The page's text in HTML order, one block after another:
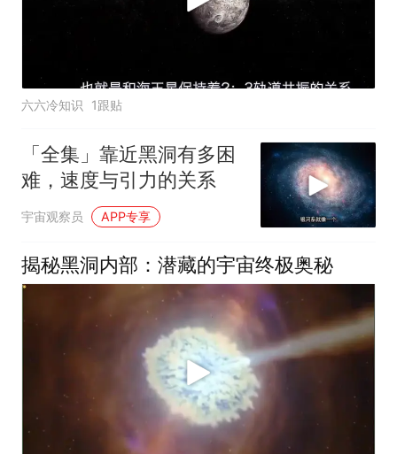
六六冷知识 1跟贴
「全集」靠近黑洞有多困
难，速度与引力的关系
宇宙观察员 APP专享
揭秘黑洞内部：潜藏的宇宙终极奥秘